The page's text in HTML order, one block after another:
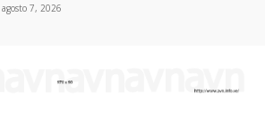
agosto 7, 2026